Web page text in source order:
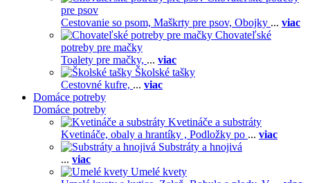
pre psov
Cestovanie so psom, Maškrty pre psov, Obojky ... viac
Chovateľské
potreby pre mačky
Toalety pre mačky, ... viac
Školské tašky
Cestovné kufre, ... viac
Domáce potreby
Domáce potreby
Kvetináče a substráty
Kvetináče, obaly a hrantíky , Podložky po ... viac
Substráty a hnojivá
... viac
Umelé kvety